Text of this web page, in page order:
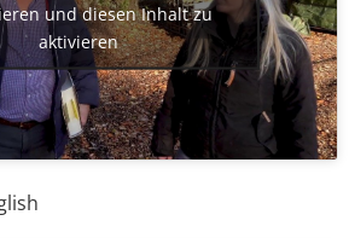
und diesen Inhalt zu
aktivieren